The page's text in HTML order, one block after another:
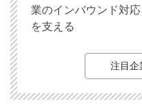
業のインバウンド対応
を支える
注目企